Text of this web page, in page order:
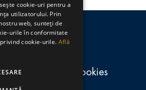
și cookies
cookie-uri pentru a
utilizatorului. Prin
web, sunteți de
urile în conformitate
cookie-urile. Află